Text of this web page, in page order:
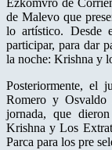
Ezkomvro de
de Malevo que
lo artístico. Desde
participar, para dar
la noche: Krishna y
Posteriormente, el
Romero y Osvaldo
jornada, que
Krishna y Los
Parca para los pre